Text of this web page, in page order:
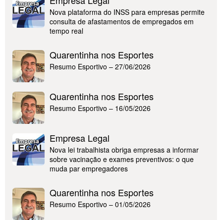
Nova plataforma do INSS para empresas permite
consulta de afastamentos de empregados em
tempo real
Quarentinha nos Esportes
Resumo Esportivo – 27/06/2026
Quarentinha nos Esportes
Resumo Esportivo – 16/05/2026
Empresa Legal
Nova lei trabalhista obriga empresas a informar
sobre vacinação e exames preventivos: o que
muda par empregadores
Quarentinha nos Esportes
Resumo Esportivo – 01/05/2026